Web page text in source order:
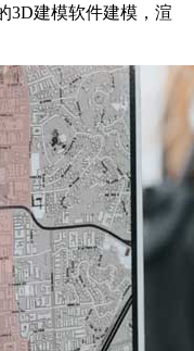
3D建模软件建模，渲